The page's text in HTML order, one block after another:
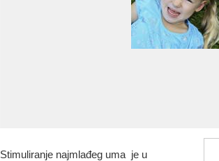
Stimuliranje najmlađeg uma je u